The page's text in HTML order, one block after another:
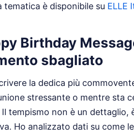
tematica è disponibile su ELLE
Birthday
sbagliato
la dedica più
stressante o mentre sta
tempismo non è un
Ho analizzato dati su come